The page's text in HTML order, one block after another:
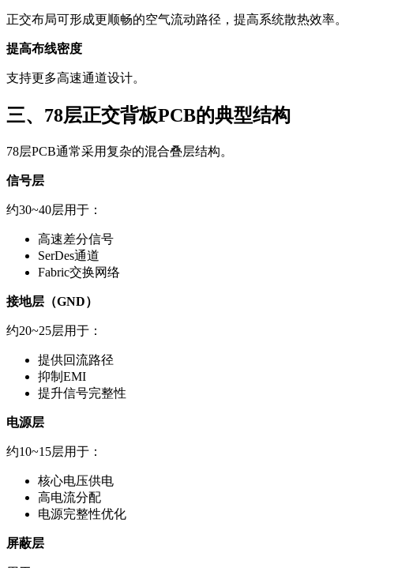
正交布局可形成更顺畅的空气流动路径，提高系统散热效率。
提高布线密度
支持更多高速通道设计。
三、78层正交背板PCB的典型结构
78层PCB通常采用复杂的混合叠层结构。
信号层
约30~40层用于：
高速差分信号
SerDes通道
Fabric交换网络
接地层（GND）
约20~25层用于：
提供回流路径
抑制EMI
提升信号完整性
电源层
约10~15层用于：
核心电压供电
高电流分配
电源完整性优化
屏蔽层